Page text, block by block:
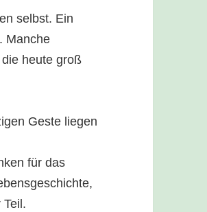
selbst. Ein
Manche
heute groß
Geste liegen
für das